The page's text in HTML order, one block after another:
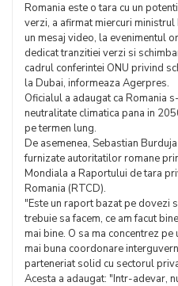
Romania este o tara cu un
verzi, a afirmat miercuri
un mesaj video, la evenimentul
dedicat tranzitiei verzi si
cadrul conferintei ONU privind
la Dubai, informeaza Agerpres.
Oficialul a adaugat ca Romania
neutralitate climatica pana in
pe termen lung.
De asemenea, Sebastian
furnizate autoritatilor romane
Mondiala a Raportului de tara
Romania (RTCD).
"Este un raport bazat pe dovezi
trebuie sa facem, ce am facut
mai bine. O sa ma concentrez
mai buna coordonare
parteneriat solid cu sectorul
Acesta a adaugat: "Intr-adevar,